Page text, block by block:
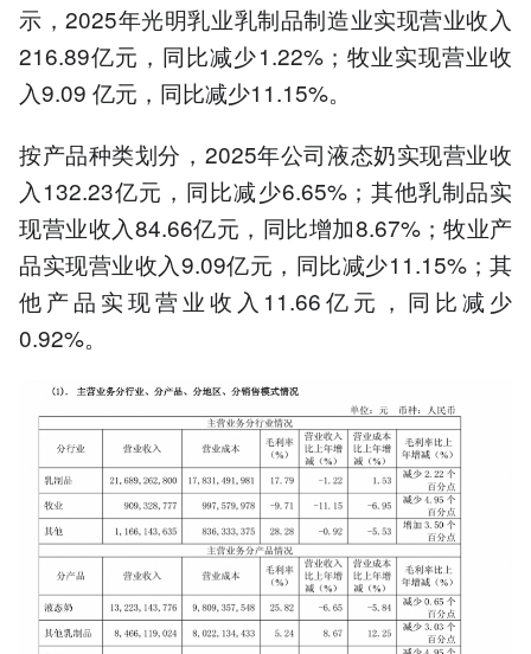
示，2025年光明乳业乳制品制造业实现营业收入
216.89亿元，同比减少1.22%；牧业实现营业收
入9.09 亿元，同比减少11.15%。
按产品种类划分，2025年公司液态奶实现营业收
入132.23亿元，同比减少6.65%；其他乳制品实
现营业收入84.66亿元，同比增加8.67%；牧业产
品实现营业收入9.09亿元，同比减少11.15%；其
他产品实现营业收入11.66亿元，同比减少
0.92%。